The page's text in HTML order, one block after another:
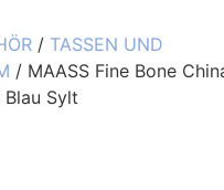
/ TASSEN UND
/ MAASS Fine Bone
Sylt